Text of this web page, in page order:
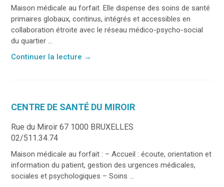
Maison médicale au forfait. Elle dispense des soins de santé
primaires globaux, continus, intégrés et accessibles en
collaboration étroite avec le réseau médico-psycho-social
du quartier ...
Continuer la lecture →
CENTRE DE SANTÉ DU MIROIR
Rue du Miroir 67 1000 BRUXELLES
02/511.34.74
Maison médicale au forfait : – Accueil : écoute, orientation et
information du patient, gestion des urgences médicales,
sociales et psychologiques – Soins ...